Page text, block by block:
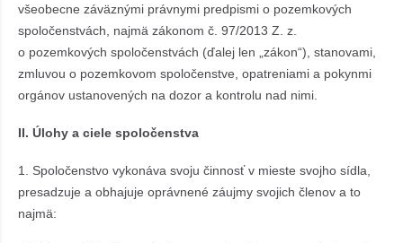
všeobecne záväznými právnymi predpismi o pozemkových
spoločenstvách, najmä zákonom č. 97/2013 Z. z.
o pozemkových spoločenstvách (ďalej len „zákon“), stanovami,
zmluvou o pozemkovom spoločenstve, opatreniami a pokynmi
orgánov ustanovených na dozor a kontrolu nad nimi.
II. Úlohy a ciele spoločenstva
1. Spoločenstvo vykonáva svoju činnosť v mieste svojho sídla,
presadzuje a obhajuje oprávnené záujmy svojich členov a to
najmä: